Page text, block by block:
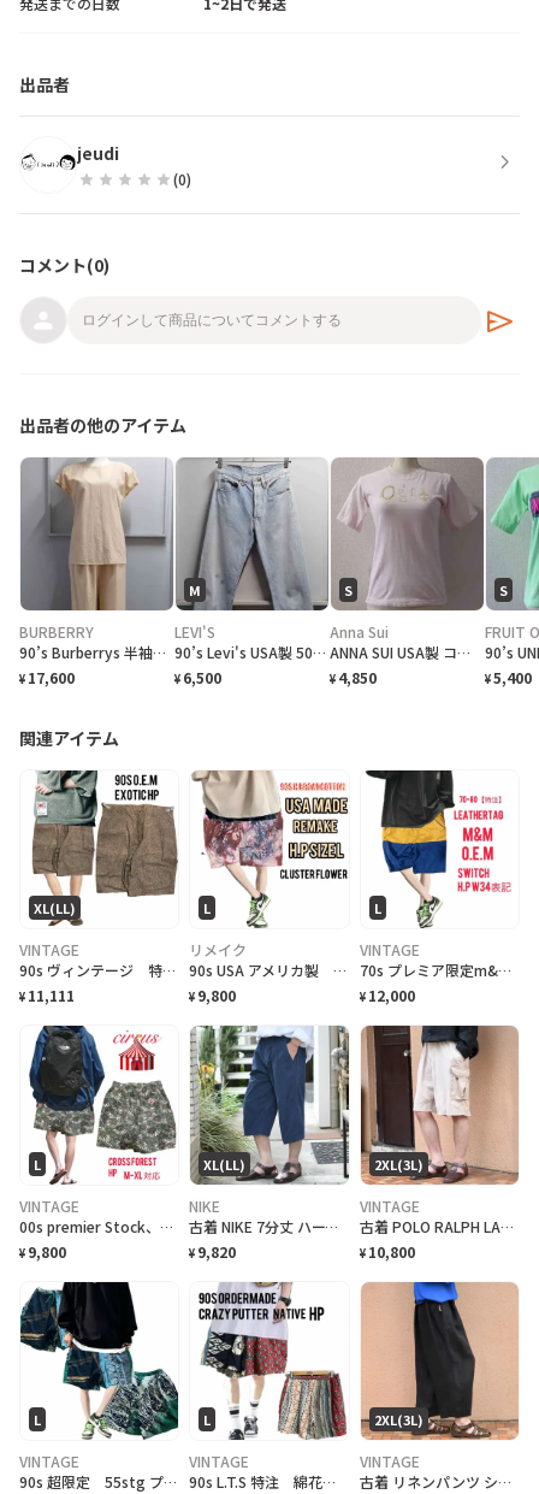
出品者
jeudi
star star star star star(0) chevron_right
コメント(0)
send
出品者の他のアイテム
BURBERRY
90’s Burberrys 半袖ブラウス+スラックス セットアップ ベージュ サイズ7
¥ 17,600
M
LEVI'S
90’s Levi's USA製 501-5900 デニム パンツ W28 L36 ボタン裏552 リーバイス
¥ 6,500
S
Anna Sui
ANNA SUI USA製 コスメプリント Tシャツ ライトピンク S 半袖 アナスイ
¥ 4,850
S
FRUIT
¥5,400
関連アイテム
XL(LL)
VINTAGE
90s ヴィンテージ 特注 OEM激レア ハーフパンツ 総柄 美品
¥ 11,111
L
リメイク
90s USA アメリカ製 限定Hブロード リメイク クラスターアートL
¥ 9,800
L
VINTAGE
70s プレミア限定m&m特注 レザータグ、大人 スイッチ ハーフパンツ w34
¥ 12,000
L
VINTAGE
00s premier Stock、circus cross ForestHP
¥ 9,800
XL(LL)
NIKE
古着 NIKE 7分丈 ハーフパンツ ショーツ クロップドパンツ ネイビー 紺色
¥ 9,820
2XL(3L)
VINTAGE
古着 POLO RALPH LAUREN 67 chino カーゴ ショーツ
¥ 10,800
L
VINTAGE
90s 超限定 55stg プロダクトSUVIN COTTON crazyHP
L
VINTAGE
90s L.T.S 特注 綿花の王様 SUVIN サイケネイティブ HP
2XL(3L)
VINTAGE
古着 リネンパンツ ショーツ バルーンシルエット ワイドパンツ 7分丈